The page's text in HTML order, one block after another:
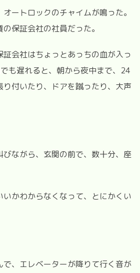
ートロックのチャイムが鳴った。
保証会社の社員だった。
会社はちょっとあっちの血が入っ
も遅れると、 朝から夜中まで、24
付いたり、ドアを蹴ったり、大声
ながら、玄関の前で、数十分、座
かわからなくなって、とにかくい
で、エレベーターが降りて行く音が